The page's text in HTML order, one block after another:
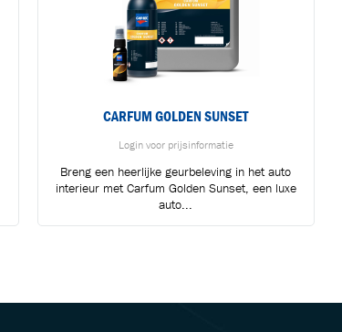
CARFUM GOLDEN SUNSET
Login voor prijsinformatie
Breng een heerlijke geurbeleving in het auto
interieur met Carfum Golden Sunset, een luxe
auto...